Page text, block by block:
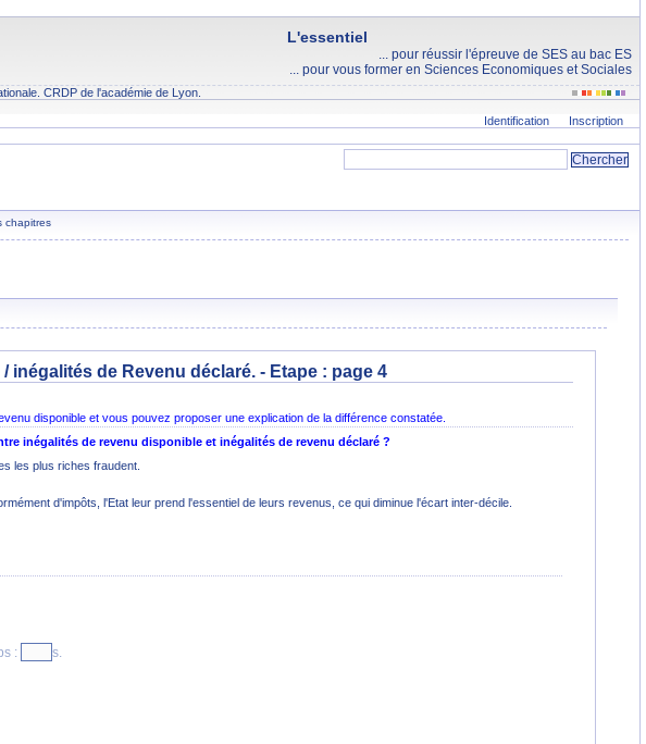
L'essentiel
... pour réussir l'épreuve de SES au bac ES
... pour vous former en Sciences Economiques et Sociales
CRDP de l'académie de Lyon.
Identification Inscription
chapitres
inégalités de Revenu déclaré. - Etape : page 4
disponible et vous pouvez proposer une explication de la différence constatée.
inégalités de revenu disponible et inégalités de revenu déclaré ?
les plus riches fraudent.
d'impôts, l'Etat leur prend l'essentiel de leurs revenus, ce qui diminue l'écart inter-décile.
: s.